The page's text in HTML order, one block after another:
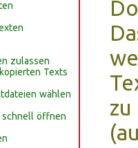
zulassen
Texts
wählen
schnell öffnen